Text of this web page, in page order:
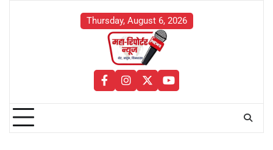
Thursday, August 6, 2026
facebookinstagram
twitteryoutube